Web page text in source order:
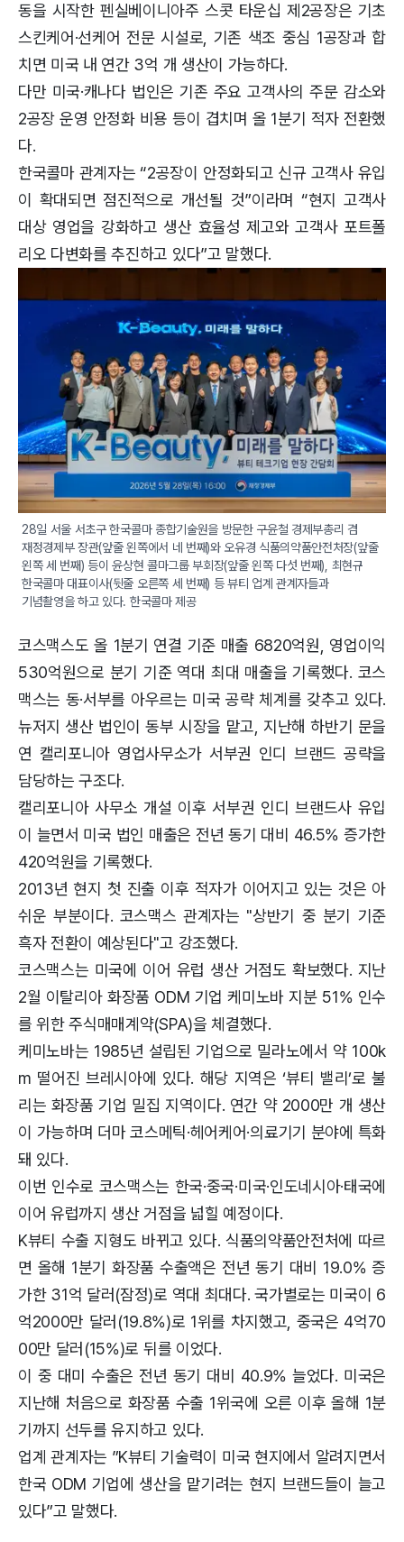
동을 시작한 펜실베이니아주 스콧 타운십 제2공장은 기초
스킨케어·선케어 전문 시설로, 기존 색조 중심 1공장과 합
치면 미국 내 연간 3억 개 생산이 가능하다.
다만 미국·캐나다 법인은 기존 주요 고객사의 주문 감소와
2공장 운영 안정화 비용 등이 겹치며 올 1분기 적자 전환했
다.
한국콜마 관계자는 “2공장이 안정화되고 신규 고객사 유입
이 확대되면 점진적으로 개선될 것”이라며 “현지 고객사
대상 영업을 강화하고 생산 효율성 제고와 고객사 포트폴
리오 다변화를 추진하고 있다”고 말했다.
28일 서울 서초구 한국콜마 종합기술원을 방문한 구윤철 경제부총리 겸
재정경제부 장관(앞줄 왼쪽에서 네 번째)와 오유경 식품의약품안전처장(앞줄
왼쪽 세 번째) 등이 윤상현 콜마그룹 부회장(앞줄 왼쪽 다섯 번째), 최현규
한국콜마 대표이사(뒷줄 오른쪽 세 번째) 등 뷰티 업계 관계자들과
기념촬영을 하고 있다. 한국콜마 제공
코스맥스도 올 1분기 연결 기준 매출 6820억원, 영업이익
530억원으로 분기 기준 역대 최대 매출을 기록했다. 코스
맥스는 동·서부를 아우르는 미국 공략 체계를 갖추고 있다.
뉴저지 생산 법인이 동부 시장을 맡고, 지난해 하반기 문을
연 캘리포니아 영업사무소가 서부권 인디 브랜드 공략을
담당하는 구조다.
캘리포니아 사무소 개설 이후 서부권 인디 브랜드사 유입
이 늘면서 미국 법인 매출은 전년 동기 대비 46.5% 증가한
420억원을 기록했다.
2013년 현지 첫 진출 이후 적자가 이어지고 있는 것은 아
쉬운 부분이다. 코스맥스 관계자는 "상반기 중 분기 기준
흑자 전환이 예상된다"고 강조했다.
코스맥스는 미국에 이어 유럽 생산 거점도 확보했다. 지난
2월 이탈리아 화장품 ODM 기업 케미노바 지분 51% 인수
를 위한 주식매매계약(SPA)을 체결했다.
케미노바는 1985년 설립된 기업으로 밀라노에서 약 100k
m 떨어진 브레시아에 있다. 해당 지역은 ‘뷰티 밸리’로 불
리는 화장품 기업 밀집 지역이다. 연간 약 2000만 개 생산
이 가능하며 더마 코스메틱·헤어케어·의료기기 분야에 특화
돼 있다.
이번 인수로 코스맥스는 한국·중국·미국·인도네시아·태국에
이어 유럽까지 생산 거점을 넓힐 예정이다.
K뷰티 수출 지형도 바뀌고 있다. 식품의약품안전처에 따르
면 올해 1분기 화장품 수출액은 전년 동기 대비 19.0% 증
가한 31억 달러(잠정)로 역대 최대다. 국가별로는 미국이 6
억2000만 달러(19.8%)로 1위를 차지했고, 중국은 4억70
00만 달러(15%)로 뒤를 이었다.
이 중 대미 수출은 전년 동기 대비 40.9% 늘었다. 미국은
지난해 처음으로 화장품 수출 1위국에 오른 이후 올해 1분
기까지 선두를 유지하고 있다.
업계 관계자는 ”K뷰티 기술력이 미국 현지에서 알려지면서
한국 ODM 기업에 생산을 맡기려는 현지 브랜드들이 늘고
있다”고 말했다.